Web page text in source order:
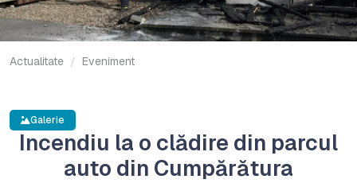
Actualitate Eveniment
Galerie
Incendiu la o clădire din parcul
auto din Cumpărătura